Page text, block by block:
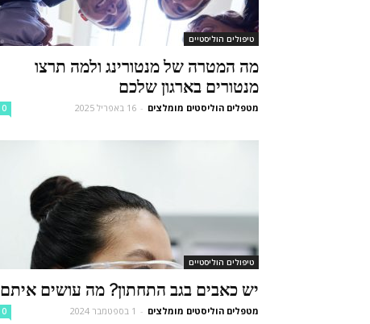
טיפולים הוליסטיים
מה המטרה של מנטורינג ולמה תרצו
מנטורים בארגון שלכם
מטפלים הוליסטים מומלצים - 16 באפריל 2025 0
טיפולים הוליסטיים
יש כאבים בגב התחתון? מה עושים איתם
מטפלים הוליסטים מומלצים - 1 בספטמבר 2024 0